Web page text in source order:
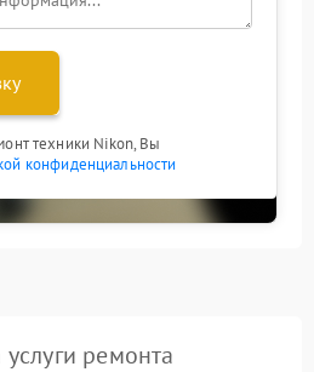
техники Nikon, Вы
конфиденциальности
ремонта